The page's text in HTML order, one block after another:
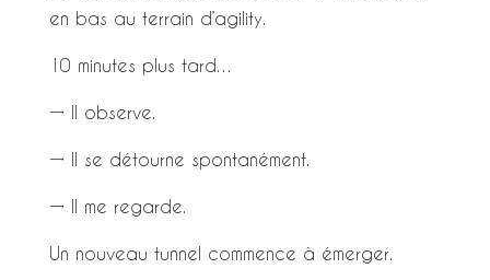
en bas au terrain d’agility.
10 minutes plus tard…
→ Il observe.
→ Il se détourne spontanément.
→ Il me regarde.
Un nouveau tunnel commence à émerger.